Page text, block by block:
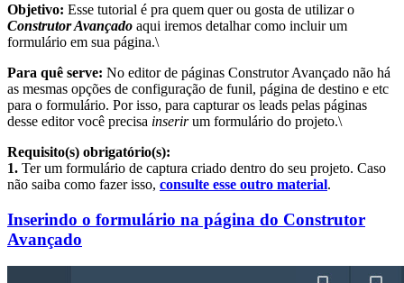
Objetivo: Esse tutorial é pra quem quer ou gosta de utilizar o
Construtor Avançado aqui iremos detalhar como incluir um
formulário em sua página.\
Para quê serve: No editor de páginas Construtor Avançado não há
as mesmas opções de configuração de funil, página de destino e etc
para o formulário. Por isso, para capturar os leads pelas páginas
desse editor você precisa inserirum formulário do projeto.\
Requisito(s) obrigatório(s):
1. Ter um formulário de captura criado dentro do seu projeto. Caso
não saiba como fazer isso, consulte esse outro material.
Inserindo o formulário na página do Construtor
Avançado